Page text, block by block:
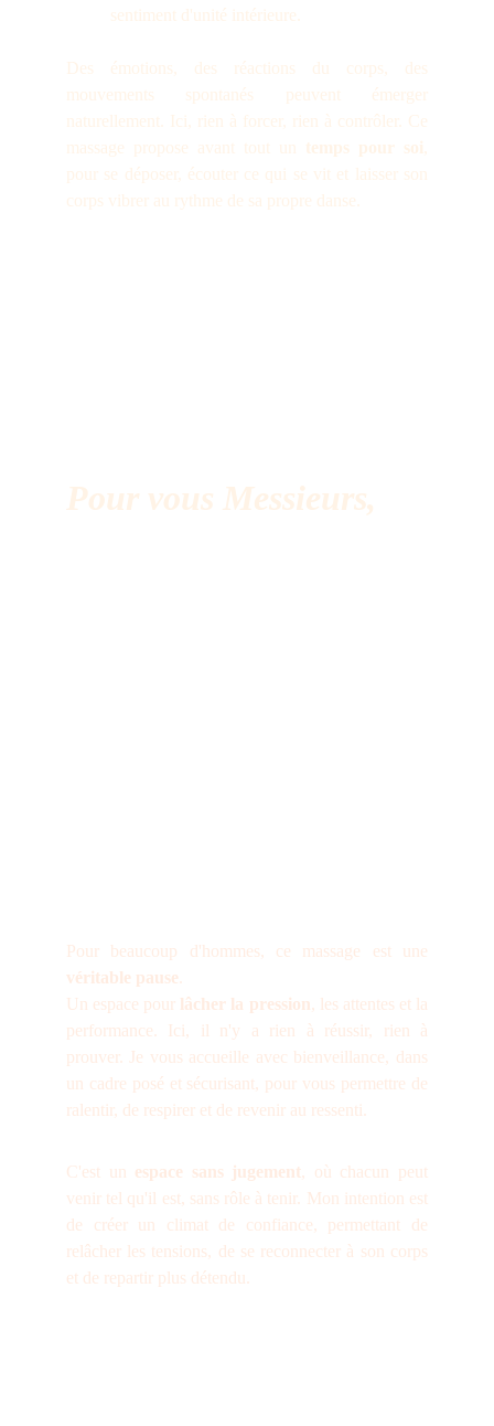
sentiment d'unité intérieure.
Des émotions, des réactions du corps, des
mouvements spontanés peuvent émerger
naturellement. Ici, rien à forcer, rien à contrôler. Ce
massage propose avant tout un temps pour soi
pour se déposer, écouter ce qui se vit et laisser son
corps vibrer au rythme de sa propre danse.
Pour beaucoup d'hommes, ce massage est une
véritable pause
Un espace pour lâcher la pression, les attentes et la
performance. Ici, il n'y a rien à réussir, rien à
prouver. Je vous accueille avec bienveillance, dans
un cadre posé et sécurisant, pour vous permettre de
ralentir, de respirer et de revenir au ressenti.
C'est un espace sans jugement, où chacun peut
venir tel qu'il est, sans rôle à tenir. Mon intention est
de créer un climat de confiance, permettant de
relâcher les tensions, de se reconnecter à son corps
et de repartir plus détendu.
Pour vous Messieurs,